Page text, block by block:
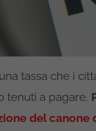
tassa che i
tenuti a pagare.
del